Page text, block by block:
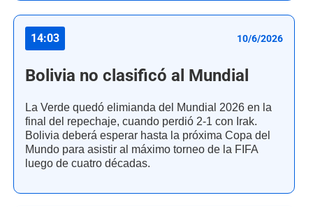
14:03 10/6/2026
Bolivia no clasificó al Mundial
La Verde quedó elimianda del Mundial 2026 en la
final del repechaje, cuando perdió 2-1 con Irak.
Bolivia deberá esperar hasta la próxima Copa del
Mundo para asistir al máximo torneo de la FIFA
luego de cuatro décadas.